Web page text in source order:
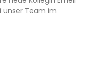
unser Team im